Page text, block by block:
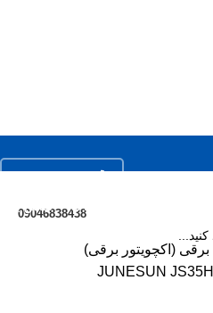
09046838438
درباره ما تماس با ما
(اکچویتور برقی)
JUNESUN